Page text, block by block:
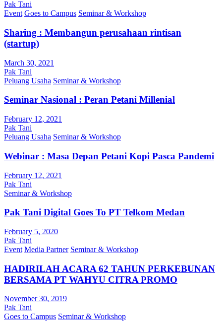
Pak Tani
Event Goes to Campus Seminar & Workshop
Sharing : Membangun perusahaan rintisan
(startup)
March 30, 2021
Pak Tani
Peluang Usaha Seminar & Workshop
Seminar Nasional : Peran Petani Millenial
February 12, 2021
Pak Tani
Peluang Usaha Seminar & Workshop
Webinar : Masa Depan Petani Kopi Pasca Pandemi
February 12, 2021
Pak Tani
Seminar & Workshop
Pak Tani Digital Goes To PT Telkom Medan
February 5, 2020
Pak Tani
Event Media Partner Seminar & Workshop
HADIRILAH ACARA 62 TAHUN PERKEBUNAN
BERSAMA PT WAHYU CITRA PROMO
November 30, 2019
Pak Tani
Goes to Campus Seminar & Workshop